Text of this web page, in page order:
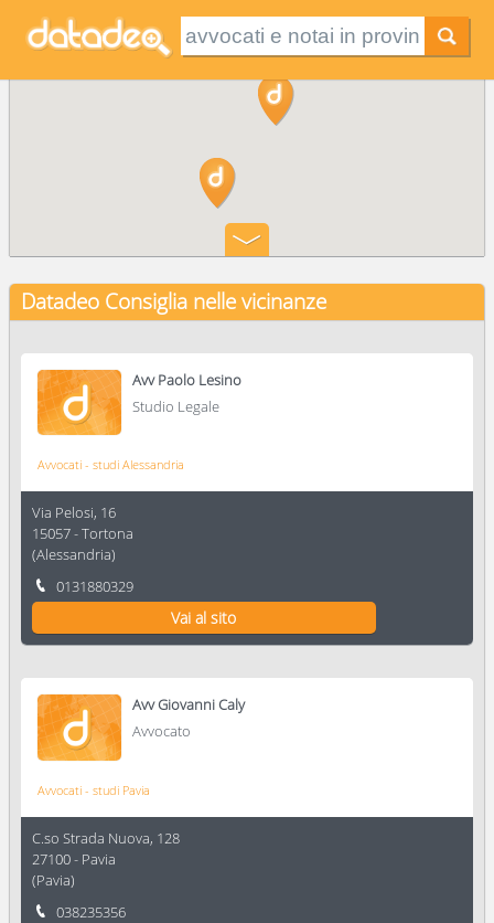
Datadeo Consiglia nelle vicinanze
Avv Paolo Lesino
Studio Legale
Avvocati - studi Alessandria
Via Pelosi, 16
15057-Tortona
(Alessandria)
0131880329
Vai al sito
Avv Giovanni Caly
Avvocato
Avvocati - studi Pavia
C.so Strada Nuova, 128
27100- Pavia
(Pavia)
038235356